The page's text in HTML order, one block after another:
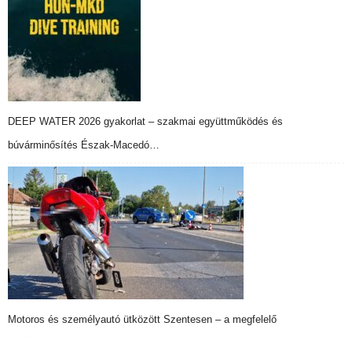
DEEP WATER 2026 gyakorlat – szakmai együttműködés és
búvárminősítés Észak-Macedó…
Motoros és személyautó ütközött Szentesen – a megfelelő